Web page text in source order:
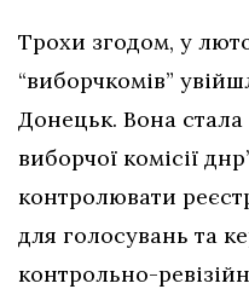
Трохи згодом, у
“виборчкомів”
Донецьк. Вона
виборчої комісії
контролювати
для голосувань та
контрольно-